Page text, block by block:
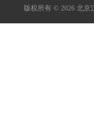
版权所有 © 2026 北